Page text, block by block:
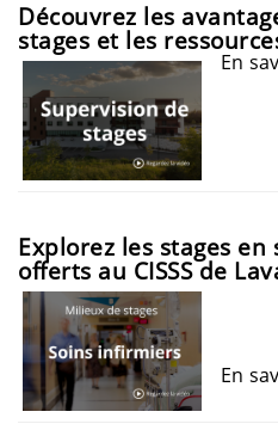
Découvrez les
stages et les
En
Explorez les stages
offerts au CISSS de
En